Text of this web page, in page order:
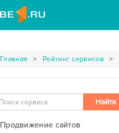
Главная Рейтинг сервисов
Продвижение сайтов